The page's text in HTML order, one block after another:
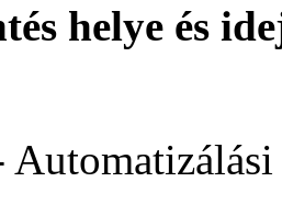
helye és